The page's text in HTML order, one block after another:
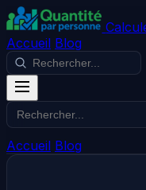
Accueil Blog
Accueil Blog